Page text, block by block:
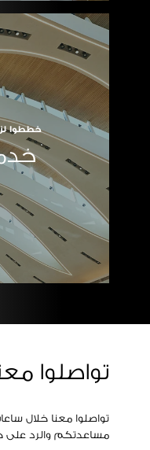
خططوا
تواصلوا
تواصلوا معنا خلال
مساعدتكم والرد على